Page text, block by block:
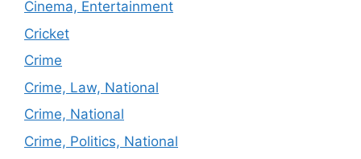
Cinema, Entertainment
Cricket
Crime
Crime, Law, National
Crime, National
Crime, Politics, National